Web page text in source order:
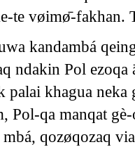
te vøimø̄-
kandambá
ndakin Pol
khagua
Pol-qa manqat
qozøqozaq